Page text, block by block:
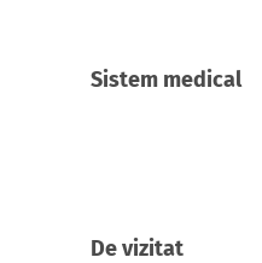
Sistem medical
De vizitat